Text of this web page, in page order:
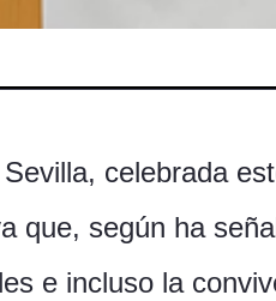
celebrada
que, según ha
e incluso la